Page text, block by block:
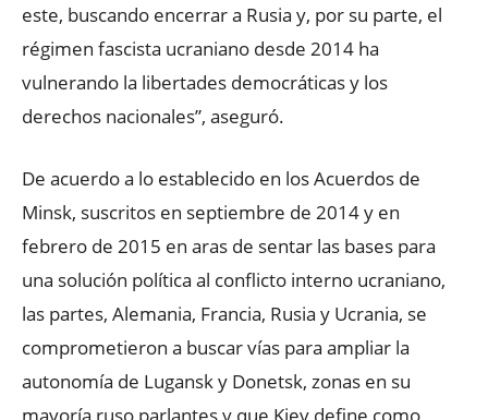
este, buscando encerrar a Rusia y, por su parte, el
régimen fascista ucraniano desde 2014 ha
vulnerando la libertades democráticas y los
derechos nacionales”, aseguró.
De acuerdo a lo establecido en los Acuerdos de
Minsk, suscritos en septiembre de 2014 y en
febrero de 2015 en aras de sentar las bases para
una solución política al conflicto interno ucraniano,
las partes, Alemania, Francia, Rusia y Ucrania, se
comprometieron a buscar vías para ampliar la
autonomía de Lugansk y Donetsk, zonas en su
mayoría ruso parlantes y que Kiev define como